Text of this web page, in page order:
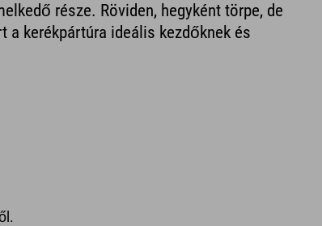
része. Röviden, hegyként törpe, de
a kerékpártúra ideális kezdőknek és